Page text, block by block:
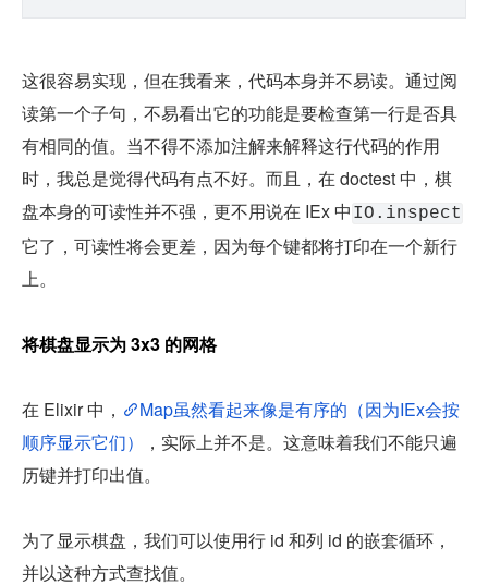
这很容易实现，但在我看来，代码本身并不易读。通过阅
读第一个子句，不易看出它的功能是要检查第一行是否具
有相同的值。当不得不添加注解来解释这行代码的作用
时，我总是觉得代码有点不好。而且，在 doctest 中，棋
盘本身的可读性并不强，更不用说在 IEx 中 IO.inspect
它了，可读性将会更差，因为每个键都将打印在一个新行
上。
将棋盘显示为 3x3 的网格
在 Elixir 中，
Map虽然看起来像是有序的（因为IEx会按
顺序显示它们）
，实际上并不是。这意味着我们不能只遍
历键并打印出值。
为了显示棋盘，我们可以使用行 id 和列 id 的嵌套循环，
并以这种方式查找值。